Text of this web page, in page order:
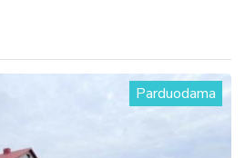
Parduodama